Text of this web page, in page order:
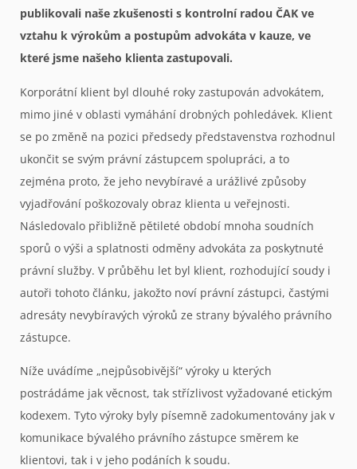
publikovali naše zkušenosti s kontrolní radou ČAK ve
vztahu k výrokům a postupům advokáta v kauze, ve
které jsme našeho klienta zastupovali.
Korporátní klient byl dlouhé roky zastupován advokátem,
mimo jiné v oblasti vymáhání drobných pohledávek. Klient
se po změně na pozici předsedy představenstva rozhodnul
ukončit se svým právní zástupcem spolupráci, a to
zejména proto, že jeho nevybíravé a urážlivé způsoby
vyjadřování poškozovaly obraz klienta u veřejnosti.
Následovalo přibližně pětileté období mnoha soudních
sporů o výši a splatnosti odměny advokáta za poskytnuté
právní služby. V průběhu let byl klient, rozhodující soudy i
autoři tohoto článku, jakožto noví právní zástupci, častými
adresáty nevybíravých výroků ze strany bývalého právního
zástupce.
Níže uvádíme „nejpůsobivější“ výroky u kterých
postrádáme jak věcnost, tak střízlivost vyžadované etickým
kodexem. Tyto výroky byly písemně zadokumentovány jak v
komunikace bývalého právního zástupce směrem ke
klientovi, tak i v jeho podáních k soudu.